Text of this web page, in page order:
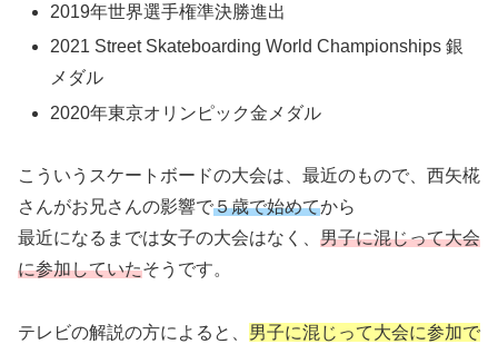
2019年世界選手権準決勝進出
2021 Street Skateboarding World Championships 銀
メダル
2020年東京オリンピック金メダル
こういうスケートボードの大会は、最近のもので、西矢椛
さんがお兄さんの影響で５歳で始めてから
最近になるまでは女子の大会はなく、 男子に混じって大会
に参加していたそうです。
テレビの解説の方によると、 男子に混じって大会に参加で